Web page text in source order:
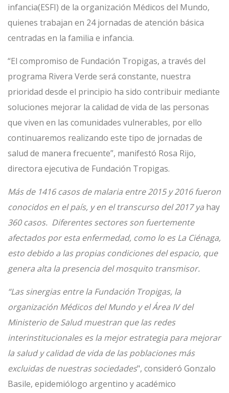
infancia(ESFI) de la organización Médicos del Mundo,
quienes trabajan en 24 jornadas de atención básica
centradas en la familia e infancia.
“El compromiso de Fundación Tropigas, a través del
programa Rivera Verde será constante, nuestra
prioridad desde el principio ha sido contribuir mediante
soluciones mejorar la calidad de vida de las personas
que viven en las comunidades vulnerables, por ello
continuaremos realizando este tipo de jornadas de
salud de manera frecuente”, manifestó Rosa Rijo,
directora ejecutiva de Fundación Tropigas.
Más de 1416 casos de malaria entre 2015 y 2016 fueron
conocidos en el país, y en el transcurso del 2017 ya hay
360 casos. Diferentes sectores son fuertemente
afectados por esta enfermedad, como lo es La Ciénaga,
esto debido a las propias condiciones del espacio, que
genera alta la presencia del mosquito transmisor.
“Las sinergias entre la Fundación Tropigas, la
organización Médicos del Mundo y el Área IV del
Ministerio de Salud muestran que las redes
interinstitucionales es la mejor estrategia para mejorar
la salud y calidad de vida de las poblaciones más
excluidas de nuestras sociedades", consideró Gonzalo
Basile, epidemiólogo argentino y académico